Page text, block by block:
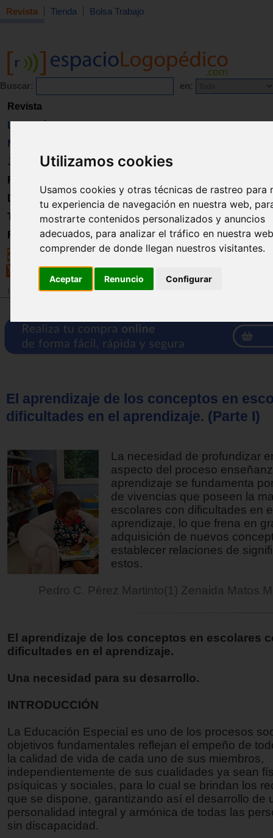
Utilizamos cookies
Usamos cookies y otras técnicas de rastreo para
tu experiencia de navegación en nuestra web,
mostrarte contenidos personalizados y anuncios
adecuados, para analizar el tráfico en nuestra
comprender de donde llegan nuestros visitantes.
Aceptar Renuncio Configurar
Revista Tienda Bolsa Trabajo
Buscar: en:
Revista
Libros
Material
Juguetes
Formación
Directorio
Trabajo
Registro
Revista
El aprendizaje de los conceptos en
dificultades en el aprendizaje. (Parte I)
La necesidad de profundizar
aspecto del proceso
aprendizaje se fundamenta
de vivencias que poseen la
escolares con dificultades en
aprendizaje, lo que frena en
adquisición de nuevos
establecer relaciones de
estos.
Pedro C. Pérez Martinto(1) Zenaida Matos
El aprendizaje de los conceptos en escolares
dificultades en el aprendizaje.
Una necesidad para su desarrollo.
INTRODUCCIÓN
La Educación Especial es uno de los procesos
objetivos fundamentales reflejan el empeño de
la calidad de vida de cada uno de sus miembros,
independientemente de sus cualidades ya sean
psíquicas y sociales, para lo cual se brindan los
que se dispone, garantizando así el desarrollo de
personalidad integral y armónica de todas las
sin discapacidad.